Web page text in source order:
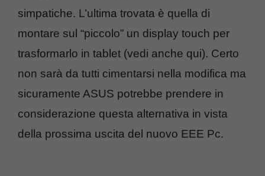
simpatiche. L’ultima trovata è quella di
montare sul “piccolo” un display touch per
trasformarlo in tablet (vedi anche qui). Certo
non sarà da tutti cimentarsi nella modifica ma
sicuramente ASUS potrebbe prendere in
considerazione questa alternativa in vista
della prossima uscita del nuovo EEE Pc.